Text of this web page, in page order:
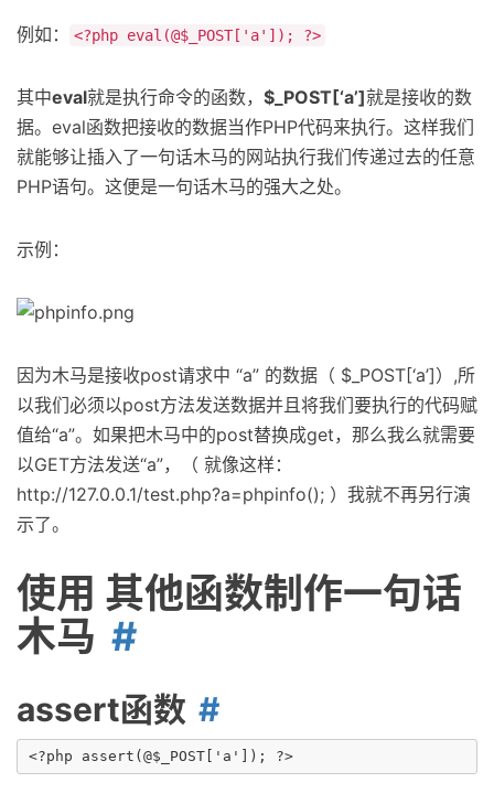
例如： <?php eval(@$_POST['a']); ?>
其中eval就是执行命令的函数， $_POST[‘a’]就是接收的数
据。eval函数把接收的数据当作PHP代码来执行。这样我们
就能够让插入了一句话木马的网站执行我们传递过去的任意
PHP语句。这便是一句话木马的强大之处。
示例：
因为木马是接收post请求中 “a” 的数据（ $_POST[‘a’]）,所
以我们必须以post方法发送数据并且将我们要执行的代码赋
值给“a”。如果把木马中的post替换成get，那么我么就需要
以GET方法发送“a”，（ 就像这样：
http://127.0.0.1/test.php?a=phpinfo(); ）我就不再另行演
示了。
使用 其他函数制作一句话
木马
assert函数